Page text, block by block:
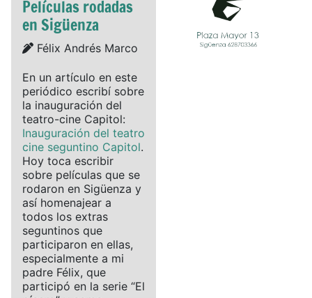
Películas rodadas
en Sigüenza
Details
Félix Andrés Marco
En un artículo en este
periódico escribí sobre
la inauguración del
teatro-cine Capitol:
Inauguración del teatro
cine seguntino Capitol.
Hoy toca escribir
sobre películas que se
rodaron en Sigüenza y
así homenajear a
todos los extras
seguntinos que
participaron en ellas,
especialmente a mi
padre Félix, que
participó en la serie “El